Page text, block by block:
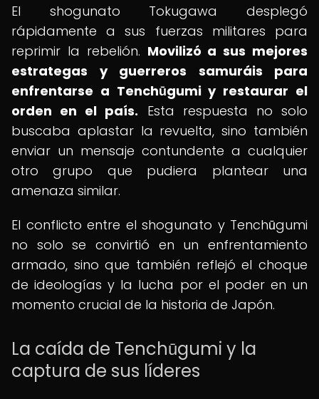
El shogunato Tokugawa desplegó
rápidamente a sus fuerzas militares para
reprimir la rebelión. Movilizó a sus mejores
estrategas y guerreros samuráis para
enfrentarse a Tenchūgumi y restaurar el
orden en el país. Esta respuesta no solo
buscaba aplastar la revuelta, sino también
enviar un mensaje contundente a cualquier
otro grupo que pudiera plantear una
amenaza similar.
El conflicto entre el shogunato y Tenchūgumi
no solo se convirtió en un enfrentamiento
armado, sino que también reflejó el choque
de ideologías y la lucha por el poder en un
momento crucial de la historia de Japón.
La caída de Tenchūgumi y la
captura de sus líderes